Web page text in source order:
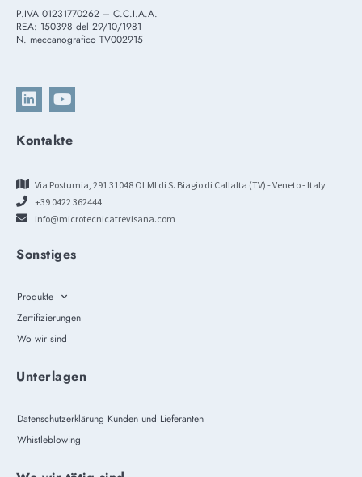
P.IVA 01231770262 – C.C.I.A.A.
REA: 150398 del 29/10/1981
N. meccanografico TV002915
Kontakte
Via Postumia, 291 31048 OLMI di S. Biagio di Callalta (TV) - Veneto - Italy
+39 0422 362444
info@microtecnicatrevisana.com
Sonstiges
Produkte
Zertifizierungen
Wo wir sind
Unterlagen
Datenschutzerklärung Kunden und Lieferanten
Whistleblowing